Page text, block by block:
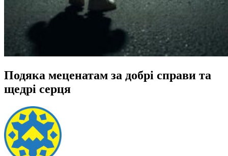
Подяка меценатам за добрі справи та
щедрі серця